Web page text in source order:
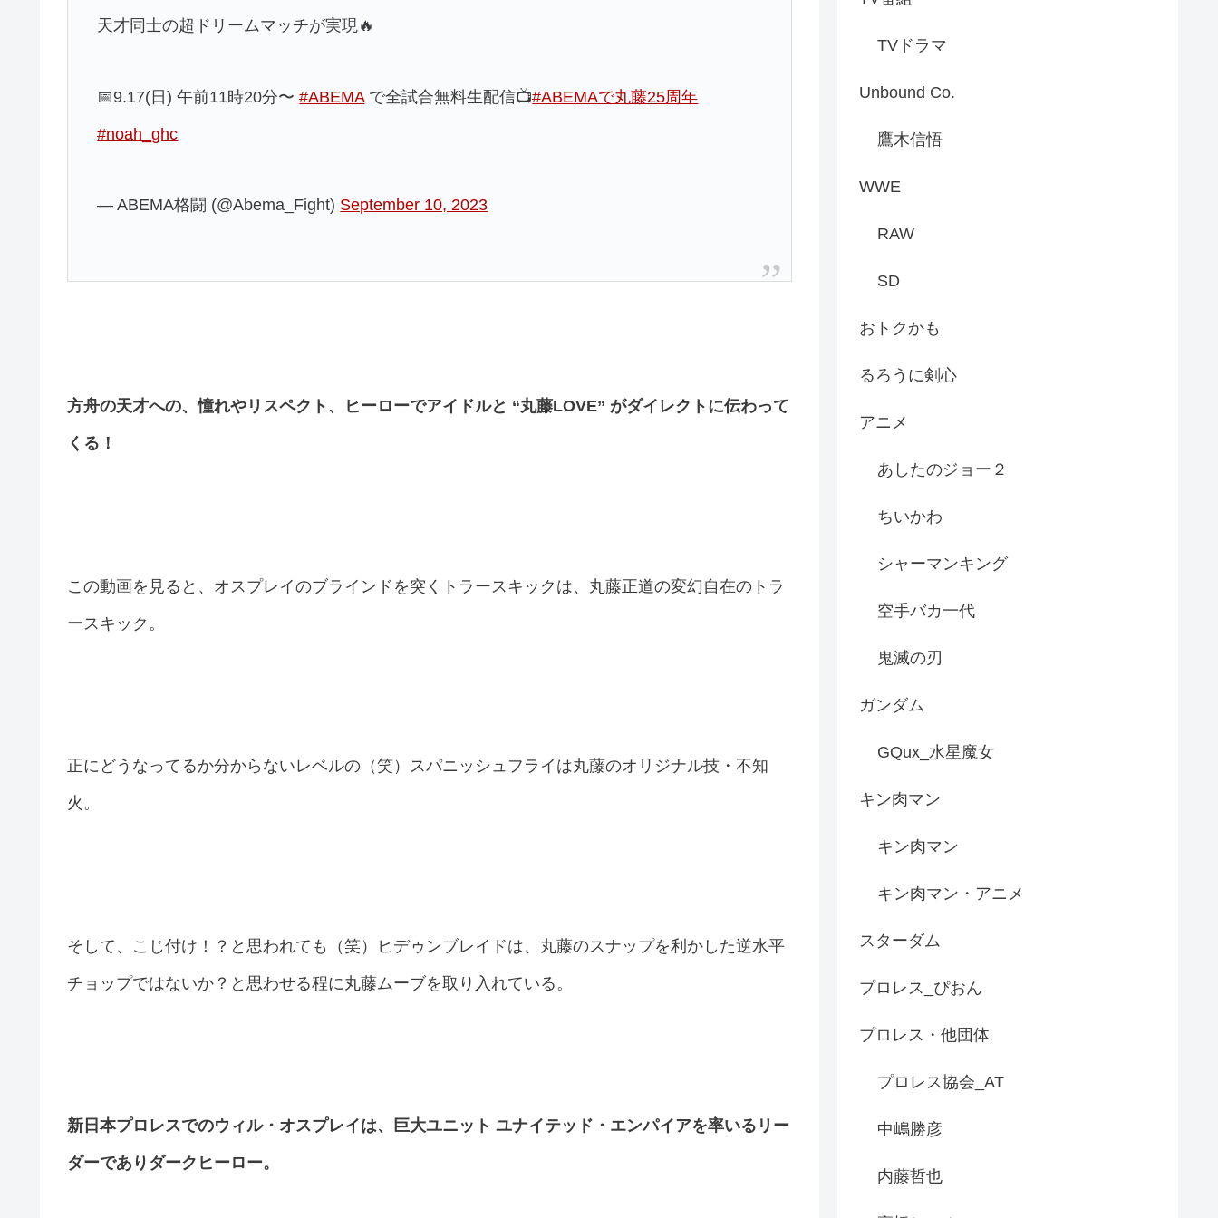
天才同士の超ドリームマッチが実現🔥
📅9.17(日) 午前11時20分〜#ABEMAで全試合無料生配信📺#ABEMAで丸藤25周年
#noah_ghc
— ABEMA格闘 (@Abema_Fight) September 10, 2023
方舟の天才への、憧れやリスペクト、ヒーローでアイドルと “丸藤LOVE” がダイレクトに伝わって
くる！
この動画を見ると、オスプレイのブラインドを突くトラースキックは、丸藤正道の変幻自在のトラ
ースキック。
正にどうなってるか分からないレベルの（笑）スパニッシュフライは丸藤のオリジナル技・不知
火。
そして、こじ付け！？と思われても（笑）ヒデゥンブレイドは、丸藤のスナップを利かした逆水平
チョップではないか？と思わせる程に丸藤ムーブを取り入れている。
新日本プロレスでのウィル・オスプレイは、巨大ユニット ユナイテッド・エンパイアを率いるリー
ダーでありダークヒーロー。
TVドラマ
Unbound Co.
鷹木信悟
WWE
RAW
SD
おトクかも
るろうに剣心
アニメ
あしたのジョー２
ちいかわ
シャーマンキング
空手バカ一代
鬼滅の刃
ガンダム
GQux_水星魔女
キン肉マン
キン肉マン
キン肉マン・アニメ
スターダム
プロレス_ぴおん
プロレス・他団体
プロレス協会_AT
中嶋勝彦
内藤哲也